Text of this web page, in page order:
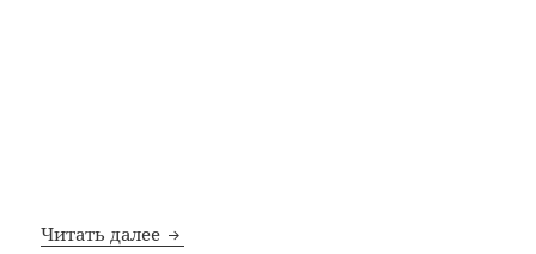
Читать далее Магниты и шарики